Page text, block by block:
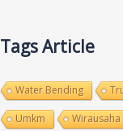
Tags Article
Water Bending
Umkm Wirausaha